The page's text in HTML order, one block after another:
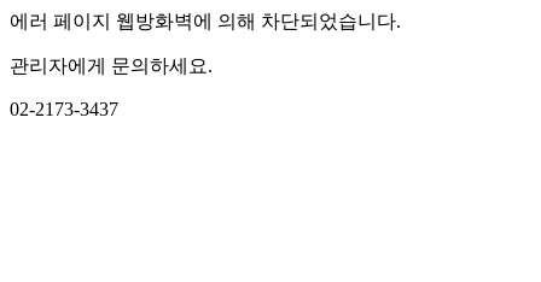
에러 페이지 웹방화벽에 의해 차단되었습니다.
관리자에게 문의하세요.
02-2173-3437